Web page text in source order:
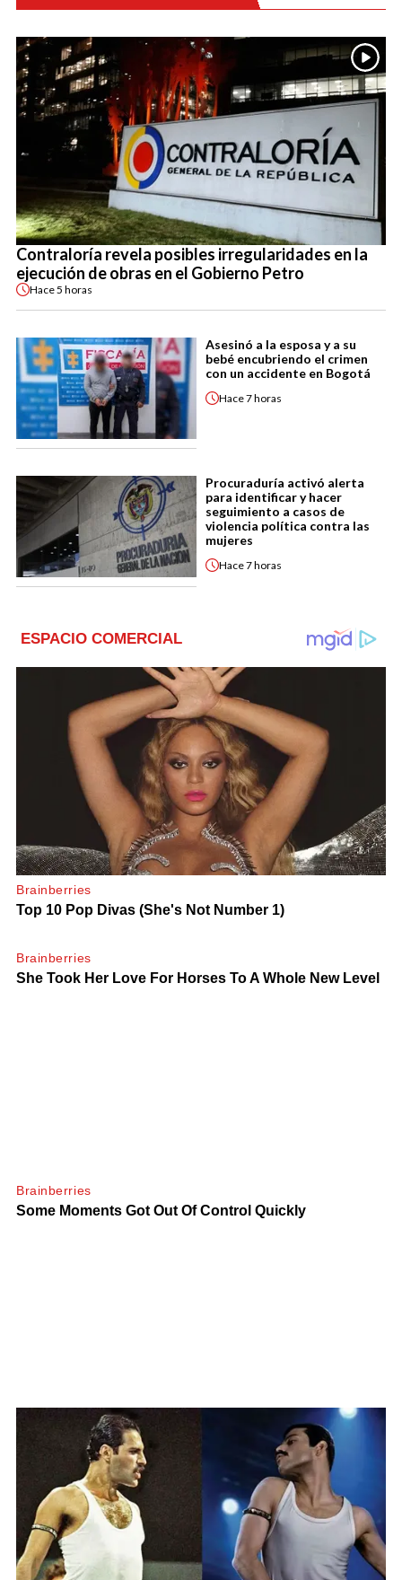
Contraloría revela posibles irregularidades en la
ejecución de obras en el Gobierno Petro
Hace5 horas
Asesinó a la esposa y a su
bebé encubriendo el crimen
con un accidente en Bogotá
Hace7 horas
Procuraduría activó alerta
para identificar y hacer
seguimiento a casos de
violencia política contra las
mujeres
Hace7 horas